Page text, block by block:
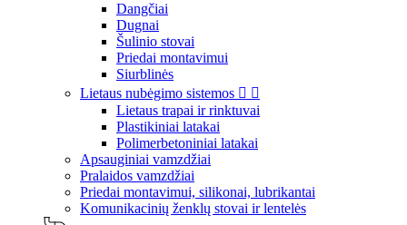
Dangčiai
Dugnai
Šulinio stovai
Priedai montavimui
Siurblinės
Lietaus nubėgimo sistemos  
Lietaus trapai ir rinktuvai
Plastikiniai latakai
Polimerbetoniniai latakai
Apsauginiai vamzdžiai
Pralaidos vamzdžiai
Priedai montavimui, silikonai, lubrikantai
Komunikacinių ženklų stovai ir lentelės